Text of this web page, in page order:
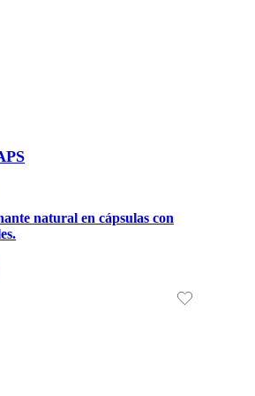
natural en cápsulas con